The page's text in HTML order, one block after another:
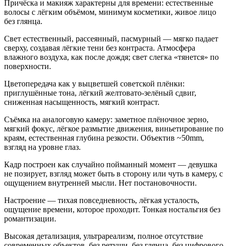
Причёска и макияж характерны для времени: естественные
волосы с лёгким объёмом, минимум косметики, живое лицо
без глянца.
Свет естественный, рассеянный, пасмурный — мягко падает
сверху, создавая лёгкие тени без контраста. Атмосфера
влажного воздуха, как после дождя; свет слегка «тянется» по
поверхности.
Цветопередача как у выцветшей советской плёнки:
приглушённые тона, лёгкий желтовато-зелёный сдвиг,
сниженная насыщенность, мягкий контраст.
Съёмка на аналоговую камеру: заметное плёночное зерно,
мягкий фокус, лёгкое размытие движения, виньетирование по
краям, естественная глубина резкости. Объектив ~50mm,
взгляд на уровне глаз.
Кадр построен как случайно пойманный момент — девушка
не позирует, взгляд может быть в сторону или чуть в камеру, с
ощущением внутренней мысли. Нет постановочности.
Настроение — тихая повседневность, лёгкая усталость,
ощущение времени, которое проходит. Тонкая ностальгия без
романтизации.
Высокая детализация, ультрареализм, полное отсутствие